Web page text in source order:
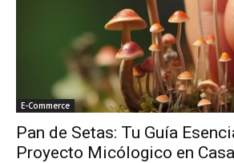
E-Commerce
Pan de Setas: Tu Guía
Proyecto Micólogico en Casa